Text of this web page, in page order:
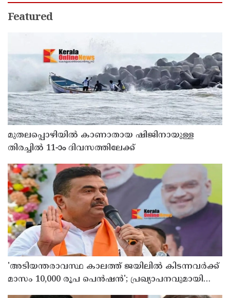
Featured
മുതലപ്പൊഴിയില്‍ കാണാതായ ഷിജിനായുള്ള
തിരച്ചില്‍ 11-ാം ദിവസത്തിലേക്ക്
'അടിയന്തരാവസ്ഥ കാലത്ത് ജയിലില്‍ കിടന്നവര്‍ക്ക്
മാസം 10,000 രൂപ പെന്‍ഷന്‍'; പ്രഖ്യാപനവുമായി